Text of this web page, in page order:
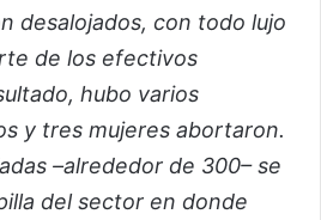
desalojados, con todo lujo
de los efectivos
hubo varios
y tres mujeres abortaron.
–alrededor de 300– se
del sector en donde